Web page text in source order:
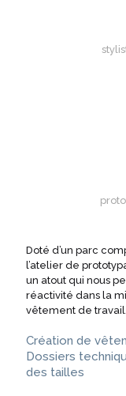
Doté d’un parc
l’atelier de
un atout qui nous
réactivité dans la
vêtement de travail.
Création de
Dossiers
des tailles